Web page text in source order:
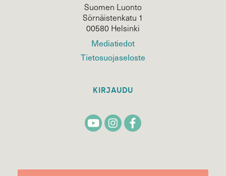
Suomen Luonto
Sörnäistenkatu 1
00580 Helsinki
Mediatiedot
Tietosuojaseloste
KIRJAUDU